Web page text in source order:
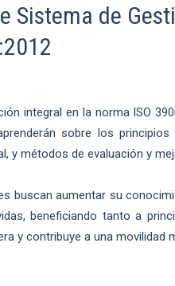
Sistema de
integral en la norma ISO
sobre los
y métodos de evaluación y
buscan aumentar su
beneficiando tanto a
y contribuye a una movilidad